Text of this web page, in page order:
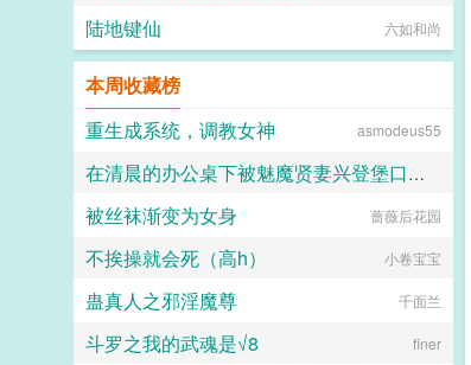
陆地键仙 六如和尚
本周收藏榜
重生成系统，调教女神
asmodeus55
在清晨的办公桌下被魅魔贤妻兴登堡口交，夜晚在宴会厅角落的鞋交
火锅气候
被丝袜渐变为女身 蔷薇后花园
不挨操就会死（高h） 小卷宝宝
蛊真人之邪淫魔尊 千面兰
斗罗之我的武魂是√8 finer